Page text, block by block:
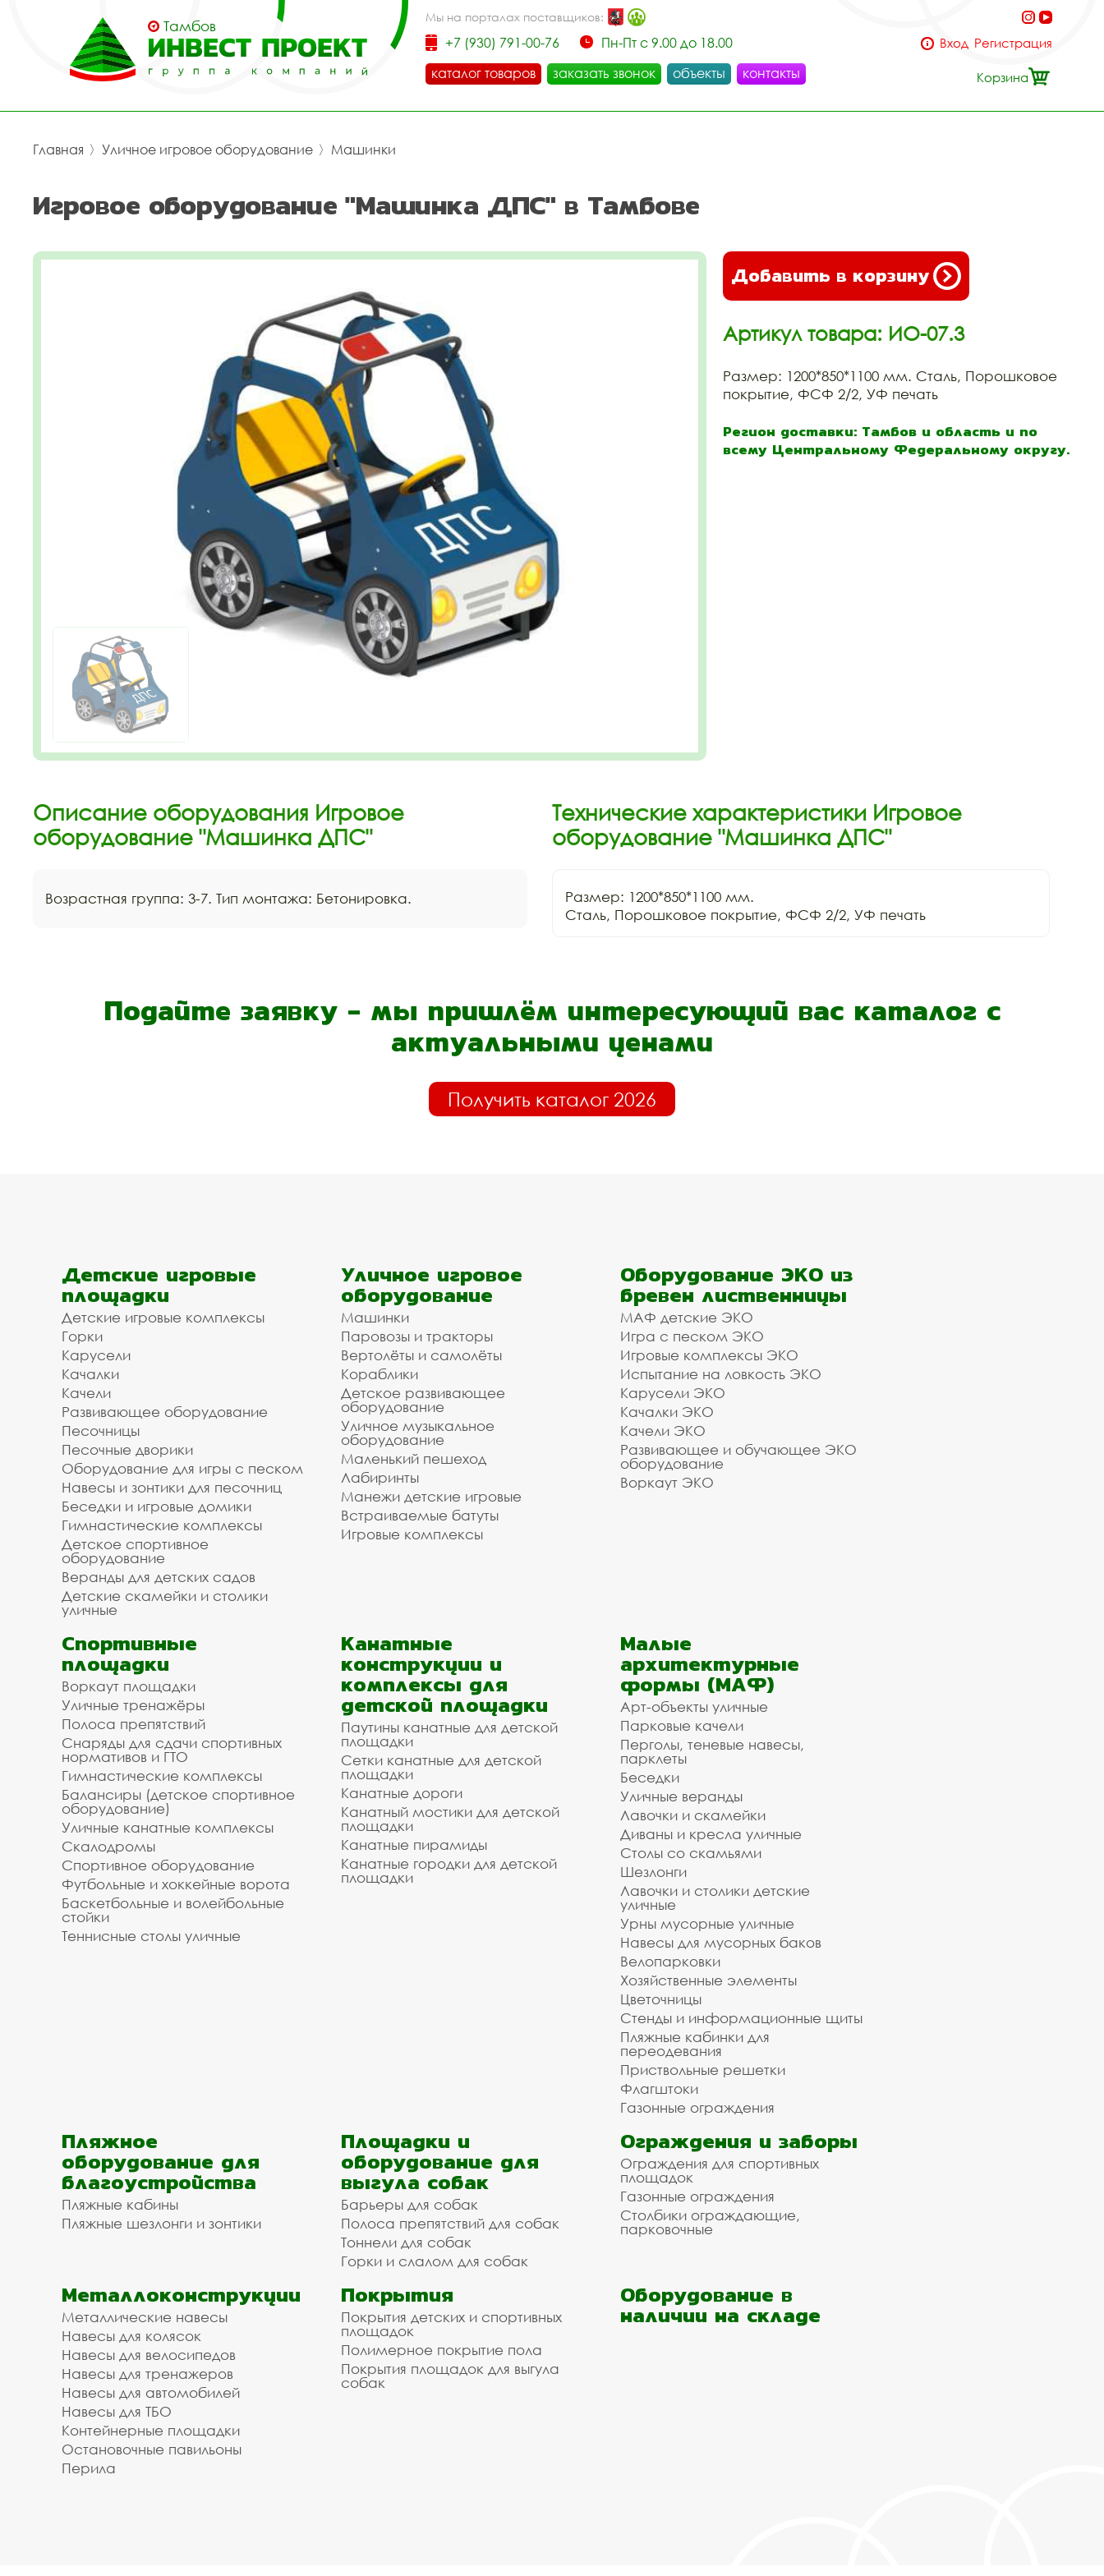
Тамбов
Мы на порталах поставщиков:
+7 (930) 791-00-76
Пн-Пт с 9.00 до 18.00
каталог товаров
заказать звонок объекты контакты
Вход Регистрация
Корзина
Главная 〉 Уличное игровое оборудование 〉 Машинки
Игровое оборудование "Машинка ДПС" в Тамбове
Добавить в корзину
Артикул товара: ИО-07.3
Размер: 1200*850*1100 мм. Сталь, Порошковое
покрытие, ФСФ 2/2, УФ печать
Регион доставки: Тамбов и область и по
всему Центральному Федеральному округу.
Описание оборудования Игровое
оборудование "Машинка ДПС"
Возрастная группа: 3-7. Тип монтажа: Бетонировка.
Технические характеристики Игровое
оборудование "Машинка ДПС"
Размер: 1200*850*1100 мм.
Подайте заявку - мы пришлём интересующий вас каталог с
актуальными ценами
Получить каталог 2026
Детские игровые
площадки
Детские игровые комплексы
Горки
Карусели
Качалки
Качели
Развивающее оборудование
Песочницы
Песочные дворики
Оборудование для игры с песком
Навесы и зонтики для песочниц
Беседки и игровые домики
Гимнастические комплексы
Детское спортивное
оборудование
Веранды для детских садов
Детские скамейки и столики
уличные
Уличное игровое
оборудование
Машинки
Паровозы и тракторы
Вертолёты и самолёты
Кораблики
Детское развивающее
оборудование
Уличное музыкальное
оборудование
Маленький пешеход
Лабиринты
Манежи детские игровые
Встраиваемые батуты
Игровые комплексы
Оборудование ЭКО из
бревен лиственницы
МАФ детские ЭКО
Игра с песком ЭКО
Игровые комплексы ЭКО
Испытание на ловкость ЭКО
Карусели ЭКО
Качалки ЭКО
Качели ЭКО
Развивающее и обучающее ЭКО
оборудование
Воркаут ЭКО
Спортивные
площадки
Воркаут площадки
Уличные тренажёры
Полоса препятствий
Снаряды для сдачи спортивных
нормативов и ГТО
Гимнастические комплексы
Балансиры (детское спортивное
оборудование)
Уличные канатные комплексы
Скалодромы
Спортивное оборудование
Футбольные и хоккейные ворота
Баскетбольные и волейбольные
стойки
Теннисные столы уличные
Канатные
конструкции и
комплексы для
детской площадки
Паутины канатные для детской
площадки
Сетки канатные для детской
площадки
Канатные дороги
Канатный мостики для детской
площадки
Канатные пирамиды
Канатные городки для детской
площадки
Малые
архитектурные
формы (МАФ)
Арт-объекты уличные
Парковые качели
Перголы, теневые навесы,
парклеты
Беседки
Уличные веранды
Лавочки и скамейки
Диваны и кресла уличные
Столы со скамьями
Шезлонги
Лавочки и столики детские
уличные
Урны мусорные уличные
Навесы для мусорных баков
Велопарковки
Хозяйственные элементы
Цветочницы
Стенды и информационные щиты
Пляжные кабинки для
переодевания
Приствольные решетки
Флагштоки
Газонные ограждения
Пляжное
оборудование для
благоустройства
Пляжные кабины
Пляжные шезлонги и зонтики
Площадки и
оборудование для
выгула собак
Барьеры для собак
Полоса препятствий для собак
Тоннели для собак
Горки и слалом для собак
Ограждения и заборы
Ограждения для спортивных
площадок
Газонные ограждения
Столбики ограждающие,
парковочные
Металлоконструкции
Металлические навесы
Навесы для колясок
Навесы для велосипедов
Навесы для тренажеров
Навесы для автомобилей
Навесы для ТБО
Контейнерные площадки
Остановочные павильоны
Перила
Покрытия
Покрытия детских и спортивных
площадок
Полимерное покрытие пола
Покрытия площадок для выгула
собак
Оборудование в
наличии на складе